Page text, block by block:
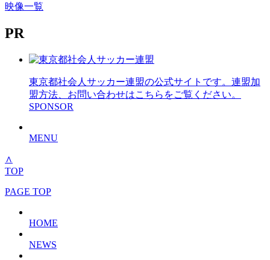
映像一覧
PR
東京都社会人サッカー連盟の公式サイトです。連盟加
盟方法、お問い合わせはこちらをご覧ください。
SPONSOR
MENU
∧
TOP
PAGE TOP
HOME
NEWS